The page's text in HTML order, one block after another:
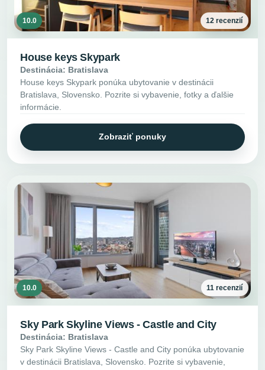
10.0 12 recenzií
House keys Skypark
Destinácia: Bratislava
House keys Skypark ponúka ubytovanie v destinácii
Bratislava, Slovensko. Pozrite si vybavenie, fotky a ďalšie
informácie.
Zobraziť ponuky
10.0 11 recenzií
Sky Park Skyline Views - Castle and City
Destinácia: Bratislava
Sky Park Skyline Views - Castle and City ponúka ubytovanie
v destinácii Bratislava, Slovensko. Pozrite si vybavenie,